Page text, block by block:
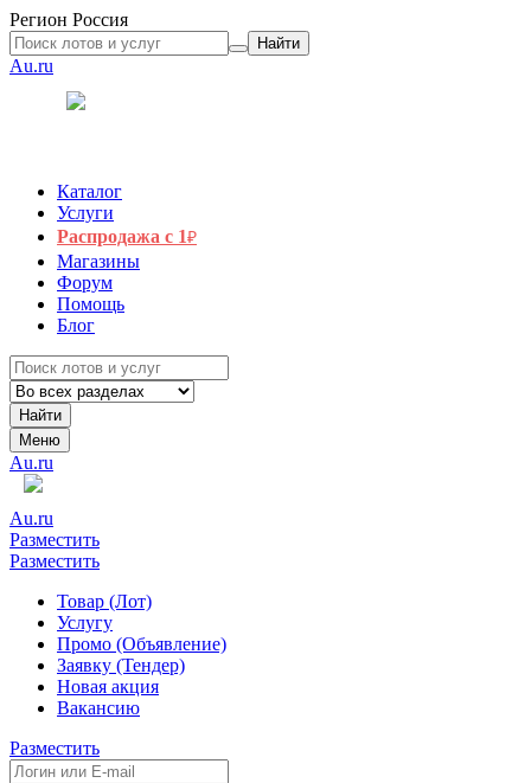
Регион Россия
Найти
Au.ru
Каталог
Услуги
Распродажа с 1₽
Магазины
Форум
Помощь
Блог
Найти
Меню
Au.ru
Au.ru
Разместить
Разместить
Товар (Лот)
Услугу
Промо (Объявление)
Заявку (Тендер)
Новая акция
Вакансию
Разместить